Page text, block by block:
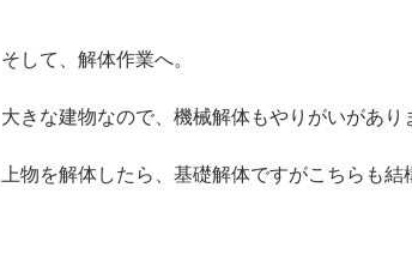
そして、解体作業へ。
大きな建物なので、機械解体もやりがいがあり
上物を解体したら、基礎解体ですがこちらも結